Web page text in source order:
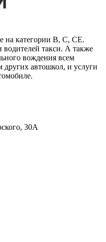
на категории В, С, СЕ.
такси. А также
вождения всем
автошкол, и услуги
30А